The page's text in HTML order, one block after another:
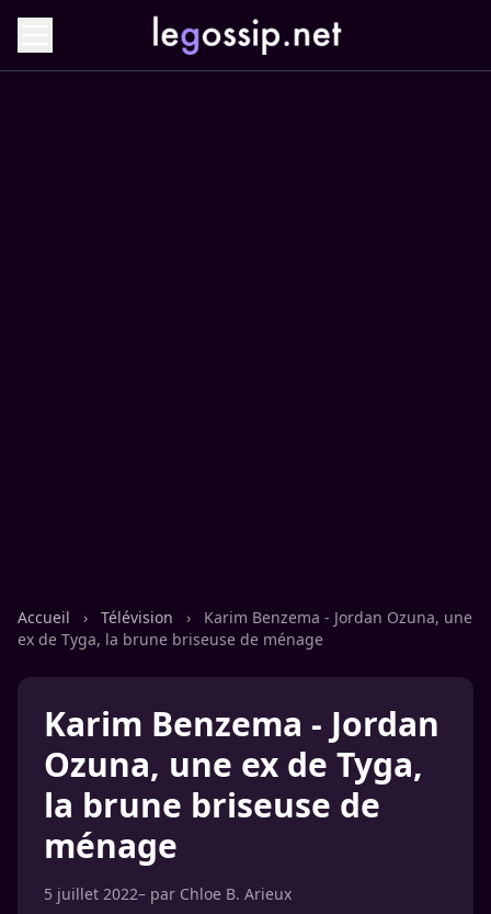
Accueil › Télévision ›
Karim Benzema - Jordan Ozuna, une
ex de Tyga, la brune briseuse de ménage
Karim Benzema - Jordan
Ozuna, une ex de Tyga,
la brune briseuse de
ménage
5 juillet 2022– par Chloe B. Arieux